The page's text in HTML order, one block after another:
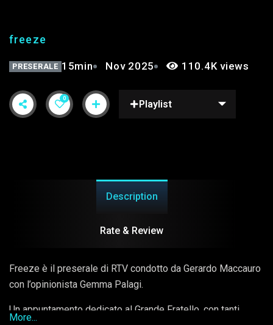
freeze
PRESERALE 15min Nov 2025 110.4K views
0
Playlist
Description
Rate & Review
Freeze è il preserale di RTV condotto da Gerardo Maccauro
con l’opinionista Gemma Palagi.
Un appuntamento dedicato al Grande Fratello, con tanti
More...